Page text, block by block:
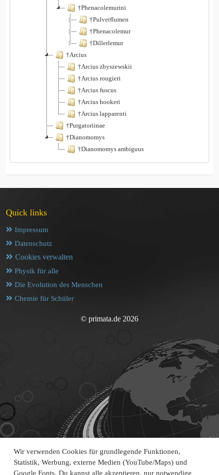
Wir verwenden Cookies für grundlegende Funktionen,
Statistik, Werbung, externe Medien (YouTube/Maps) und
Google Fonts. Du kannst alle akzeptieren, nur notwendige
†Phenacolemurini
†Pulverflumen
†Phenacolemur
†Dillerlemur
†Arcius
†Arcius zbyszewskii
†Arcius rougieri
†Arcius fuscus
†Arcius hookeri
†Arcius lapparenti
†Purgatoriinae
†Dianomomys
†Dianomomys ambiguus
Quick links
Impressum
Datenschutz
Cookies verwalten
Physik für alle
Die Evolution des Menschen
Chemie für Schüler
© primata.de 2026